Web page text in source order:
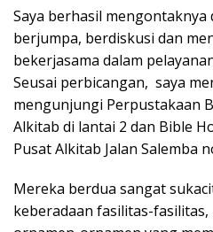
Saya berhasil mengontaknya
berjumpa, berdiskusi dan
bekerjasama dalam
Seusai perbicangan, saya
mengunjungi Perpustakaan
Alkitab di lantai 2 dan Bible
Pusat Alkitab Jalan Salemba
Mereka berdua sangat
keberadaan fasilitas-